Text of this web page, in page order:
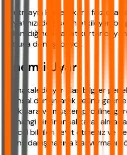
Unutmayın ki kredi kartı faiz
hayatınızı doğrudan etkileyen
kullanıldığında hayat kurtarıcı,
kabusa dönüşebiliyor.
Önemli Uyarı
Bu makalede yer alan bilgiler
finansal danışmanlık yerine
bankalara ve müşteri profiline
Herhangi bir finansal karar
güncel bilgileri teyit etmeniz ve
finans danışmanına